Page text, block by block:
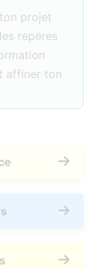
projet
repères
affiner ton